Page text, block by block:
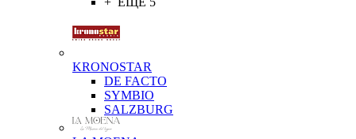
KRONOSTAR
DE FACTO
SYMBIO
SALZBURG